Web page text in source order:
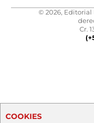
© 2026, Editorial
Cr.
COOKIES